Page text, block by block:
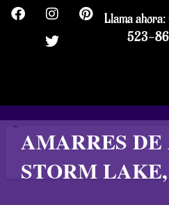
contenido
F
a
k
I
n
s
t
a
m
P
i
s
t
T
w
i
t
Llama
523-
AMARRES
STORM